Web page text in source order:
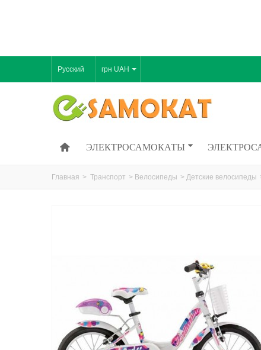
Русский грн UAH
ЭЛЕКТРОСАМОКАТЫ
Главная > Транспорт > Велосипеды > Детские велосипеды